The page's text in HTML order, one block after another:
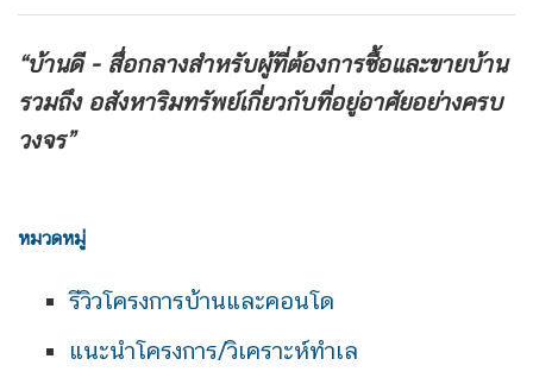
“บ้านดี - สื่อกลางสำหรับผู้ที่ต้องการซื้อและขายบ้าน
รวมถึง อสังหาริมทรัพย์เกี่ยวกับที่อยู่อาศัยอย่างครบ
วงจร”
หมวดหมู่
รีวิวโครงการบ้านและคอนโด
แนะนำโครงการ/วิเคราะห์ทำเล